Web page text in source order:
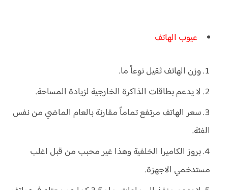
عيوب الهاتف
وزن الهاتف ثقيل نوعاً ما.
لا يدعم بطاقات الذاكرة الخارجية لزيادة المساحة.
سعر الهاتف مرتفع تماماً مقارنة بالعام الماضي من نفس
الفئة.
بروز الكاميرا الخلفية وهذا غير محبب من قبل اغلب
مستدخمي الاجهزة.